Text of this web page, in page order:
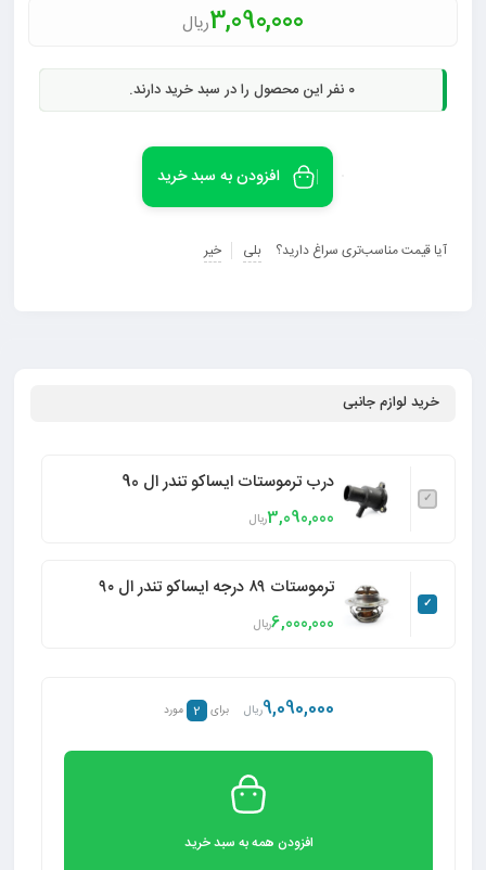
3,090,000ریال
0 نفر این محصول را در سبد خرید دارند.
افزودن به سبد خرید
آیا قیمت مناسب‌تری سراغ دارید؟ بلی خیر
خرید لوازم جانبی
درب ترموستات ایساکو تندر ال 90
3,090,000ریال
ترموستات ۸۹ درجه ایساکو تندر ال ۹۰
6,000,000ریال
9,090,000ریال برای 2 مورد
افزودن همه به سبد خرید